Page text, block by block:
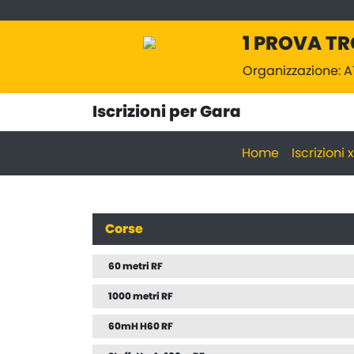
1 PROVA
Organizzazione:
Iscrizioni per Gara
Home Iscrizioni
Corse
60 metri RF
1000 metri RF
60mH H60 RF